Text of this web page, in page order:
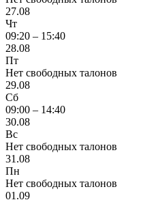
27.08
Чт
09:20 – 15:40
28.08
Пт
Нет свободных талонов
29.08
Сб
09:00 – 14:40
30.08
Вс
Нет свободных талонов
31.08
Пн
Нет свободных талонов
01.09